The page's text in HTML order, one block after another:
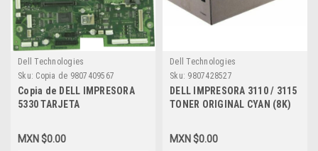
Dell Technologies
Sku: Copia de 9807409567
Copia de DELL IMPRESORA
5330 TARJETA
CONTROLLER CARD H107H
REFURBISHED DELL
MXN $0.00
Dell Technologies
Sku: 9807428527
DELL IMPRESORA 3110 / 3115
TONER ORIGINAL CYAN (8K)
SIN SELLOS (PARA PRUEBAS)
DELL, PF029 ,310-8397, 310-
MXN $0.00